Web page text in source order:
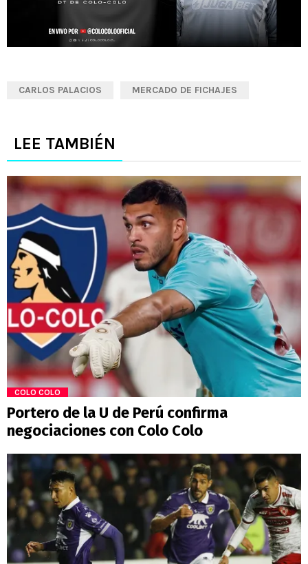
CARLOS PALACIOS MERCADO DE FICHAJES
LEE TAMBIÉN
COLO COLO
Portero de la U de Perú confirma
negociaciones con Colo Colo